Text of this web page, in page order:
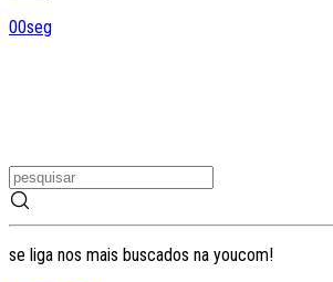
00seg
se liga nos mais buscados na youcom!